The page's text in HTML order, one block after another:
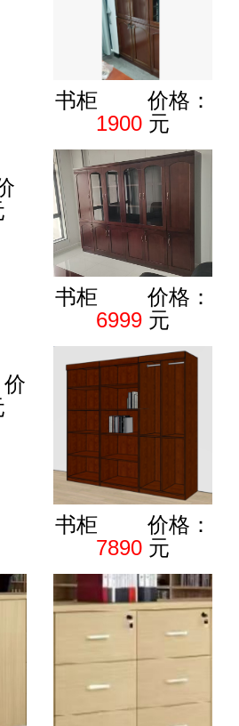
书柜 价格：
1900 元
书柜 价格：
6999 元
书柜 价格：
7890 元